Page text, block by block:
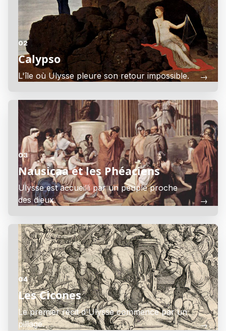
02
Calypso
L'île où Ulysse pleure son retour impossible. →
03
Nausicaa et les Phéaciens
Ulysse est accueilli par un peuple proche
des dieux.
→
04
Les Cicones
Le premier récit d'Ulysse commence par un
pillage.
→